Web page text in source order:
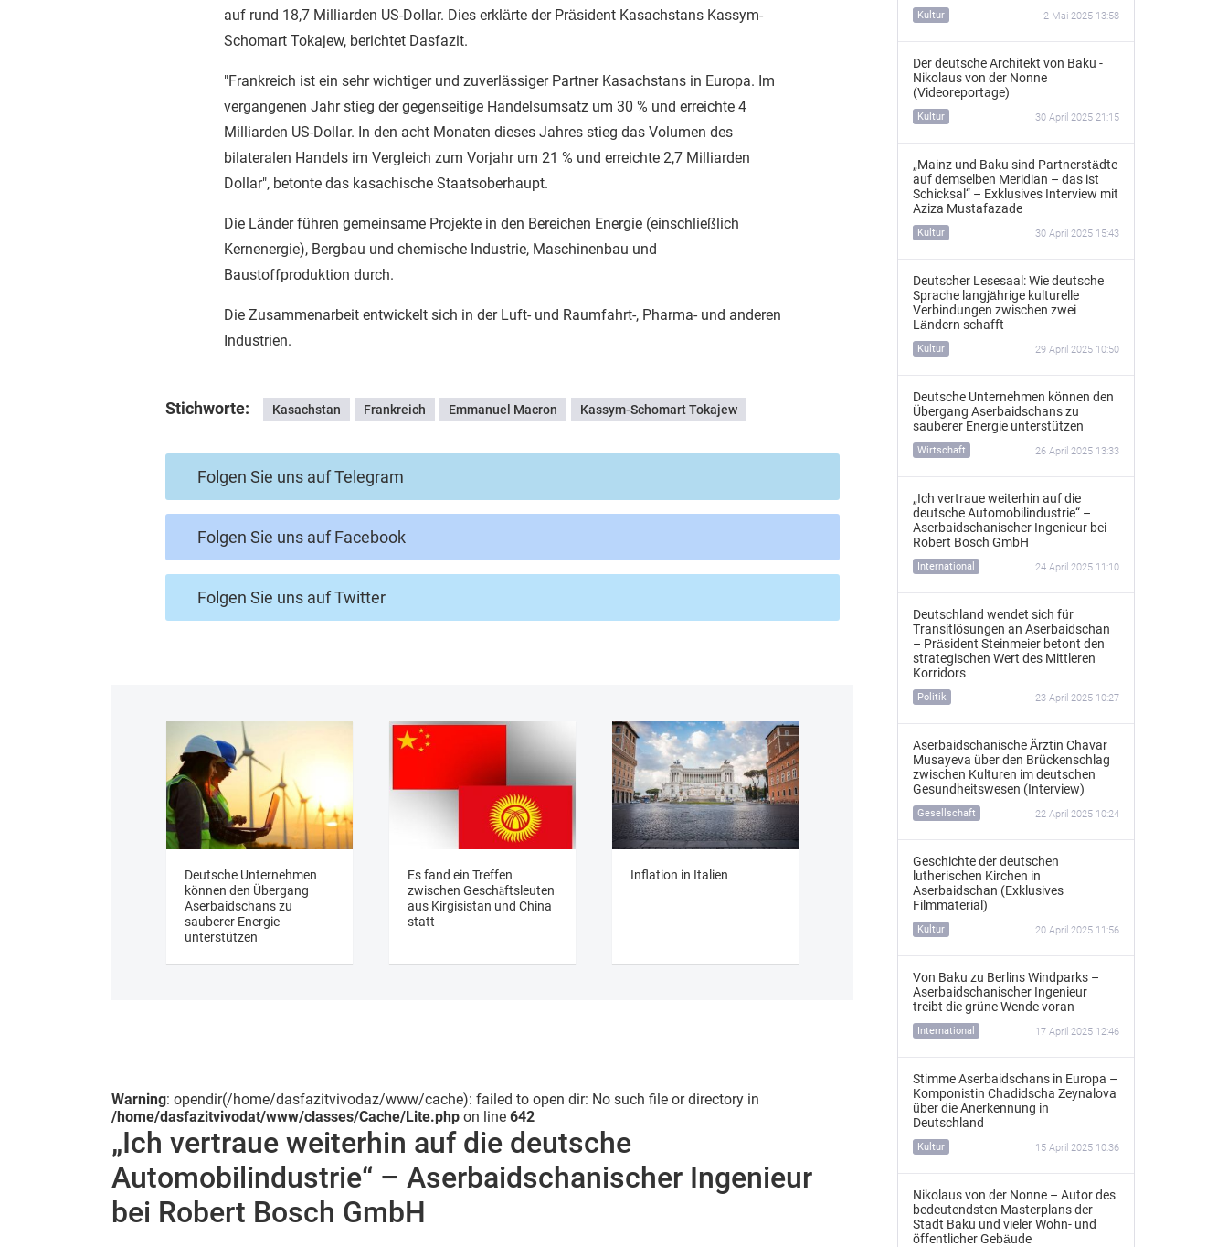
auf rund 18,7 Milliarden US-Dollar. Dies erklärte der Präsident Kasachstans Kassym-
Schomart Tokajew, berichtet Dasfazit.
"Frankreich ist ein sehr wichtiger und zuverlässiger Partner Kasachstans in Europa. Im
vergangenen Jahr stieg der gegenseitige Handelsumsatz um 30 % und erreichte 4
Milliarden US-Dollar. In den acht Monaten dieses Jahres stieg das Volumen des
bilateralen Handels im Vergleich zum Vorjahr um 21 % und erreichte 2,7 Milliarden
Dollar", betonte das kasachische Staatsoberhaupt.
Die Länder führen gemeinsame Projekte in den Bereichen Energie (einschließlich
Kernenergie), Bergbau und chemische Industrie, Maschinenbau und
Baustoffproduktion durch.
Die Zusammenarbeit entwickelt sich in der Luft- und Raumfahrt-, Pharma- und anderen
Industrien.
Stichworte: Kasachstan Frankreich Emmanuel Macron Kassym-Schomart Tokajew
Folgen Sie uns auf Telegram
Folgen Sie uns auf Facebook
Folgen Sie uns auf Twitter
Deutsche Unternehmen
können den Übergang
Aserbaidschans zu
sauberer Energie
unterstützen
Es fand ein Treffen
zwischen Geschäftsleuten
aus Kirgisistan und China
statt
Inflation in Italien
Warning: opendir(/home/dasfazitvivodaz/www/cache): failed to open dir: No such file or directory in
/home/dasfazitvivodat/www/classes/Cache/Lite.php on line 642
„Ich vertraue weiterhin auf die deutsche
Automobilindustrie“ – Aserbaidschanischer Ingenieur
bei Robert Bosch GmbH
Kultur 2 Mai 2025 13:58
Der deutsche Architekt von Baku -
Nikolaus von der Nonne
(Videoreportage)
Kultur 30 April 2025 21:15
„Mainz und Baku sind Partnerstädte
auf demselben Meridian – das ist
Schicksal“ – Exklusives Interview mit
Aziza Mustafazade
Kultur 30 April 2025 15:43
Deutscher Lesesaal: Wie deutsche
Sprache langjährige kulturelle
Verbindungen zwischen zwei
Ländern schafft
Kultur 29 April 2025 10:50
Deutsche Unternehmen können den
Übergang Aserbaidschans zu
sauberer Energie unterstützen
Wirtschaft 26 April 2025 13:33
„Ich vertraue weiterhin auf die
deutsche Automobilindustrie“ –
Aserbaidschanischer Ingenieur bei
Robert Bosch GmbH
International 24 April 2025 11:10
Deutschland wendet sich für
Transitlösungen an Aserbaidschan
– Präsident Steinmeier betont den
strategischen Wert des Mittleren
Korridors
Politik 23 April 2025 10:27
Aserbaidschanische Ärztin Chavar
Musayeva über den Brückenschlag
zwischen Kulturen im deutschen
Gesundheitswesen (Interview)
Gesellschaft 22 April 2025 10:24
Geschichte der deutschen
lutherischen Kirchen in
Aserbaidschan (Exklusives
Filmmaterial)
Kultur 20 April 2025 11:56
Von Baku zu Berlins Windparks –
Aserbaidschanischer Ingenieur
treibt die grüne Wende voran
International 17 April 2025 12:46
Stimme Aserbaidschans in Europa –
Komponistin Chadidscha Zeynalova
über die Anerkennung in
Deutschland
Kultur 15 April 2025 10:36
Nikolaus von der Nonne – Autor des
bedeutendsten Masterplans der
Stadt Baku und vieler Wohn- und
öffentlicher Gebäude